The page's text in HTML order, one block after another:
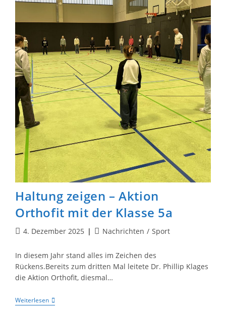
Haltung zeigen – Aktion
Orthofit mit der Klasse 5a
Beitrag
4. Dezember 2025
Beitrags-
Nachrichten / Sport
In diesem Jahr stand alles im Zeichen des
Rückens.Bereits zum dritten Mal leitete Dr. Phillip Klages
die Aktion Orthofit, diesmal…
WeiterlesenHaltung
Zeigen